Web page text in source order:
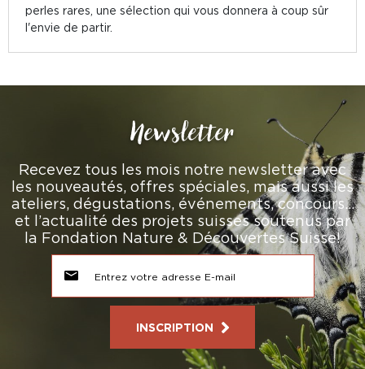
perles rares, une sélection qui vous donnera à coup sûr
l'envie de partir.
Newsletter
Recevez tous les mois notre newsletter avec
les nouveautés, offres spéciales, mais aussi les
ateliers, dégustations, événements, concours…
et l’actualité des projets suisses soutenus par
la Fondation Nature & Découvertes Suisse!
INSCRIPTION